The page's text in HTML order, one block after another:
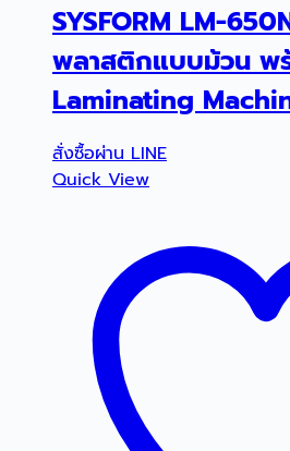
SYSFORM LM-
พลาสติกแบบม้วน พ
Laminating
สั่งซื้อผ่าน LINE
Quick View